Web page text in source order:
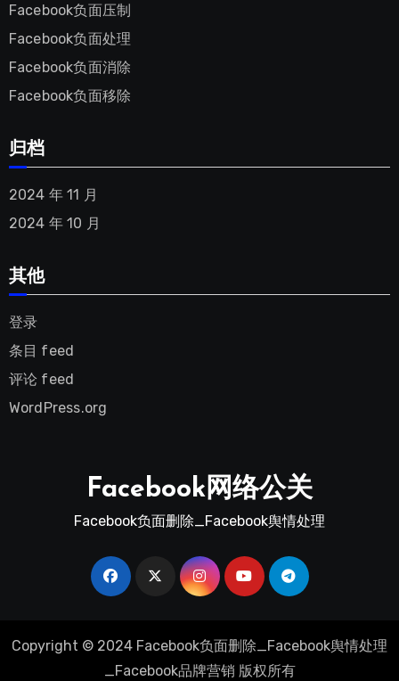
Facebook负面压制
Facebook负面处理
Facebook负面消除
Facebook负面移除
归档
2024 年 11 月
2024 年 10 月
其他
登录
条目 feed
评论 feed
WordPress.org
Facebook网络公关
Facebook负面删除_Facebook舆情处理
Copyright © 2024 Facebook负面删除_Facebook舆情处理
_Facebook品牌营销 版权所有